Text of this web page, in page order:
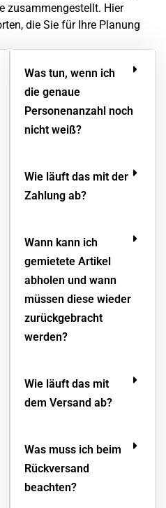
zusammengestellt. Hier
die Sie für Ihre Planung
Was tun, wenn ich
die genaue
Personenanzahl noch
nicht weiß?
Wie läuft das mit der
Zahlung ab?
Wann kann ich
gemietete Artikel
abholen und wann
müssen diese wieder
zurückgebracht
werden?
Wie läuft das mit
dem Versand ab?
Was muss ich beim
Rückversand
beachten?